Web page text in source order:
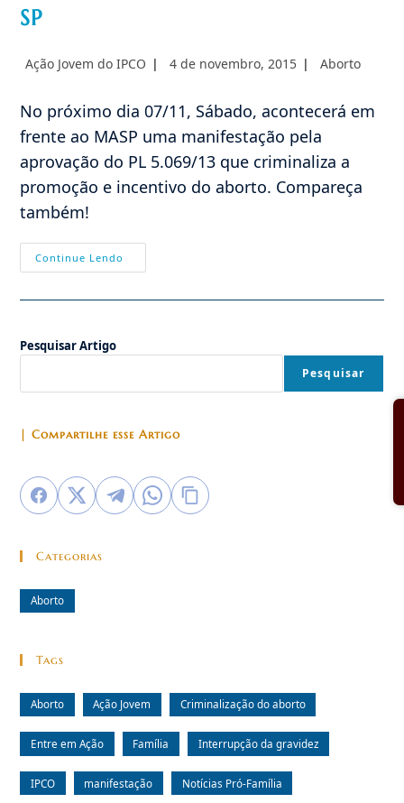
SP
Autor
Ação Jovem do IPCO
Post
4 de novembro, 2015
Categoria
Aborto
No próximo dia 07/11, Sábado, acontecerá em
frente ao MASP uma manifestação pela
aprovação do PL 5.069/13 que criminaliza a
promoção e incentivo do aborto. Compareça
também!
Continue Lendo
Manifestação
Favor
Criminaliza
Do
Próximo
SP
Pesquisar Artigo
Pesquisar
| Compartilhe esse Artigo
Categorias
Aborto
Tags
Aborto Ação Jovem Criminalização do aborto
Entre em Ação Família Interrupção da gravidez
IPCO manifestação Notícias Pró-Família